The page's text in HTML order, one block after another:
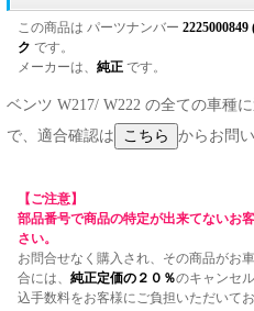
この商品は パーツナンバー 2225000849
ク です。
メーカーは、 純正 です。
ベンツ W217/ W222 の全ての車種
で、適合確認は
からお問
【ご注意】
部品番号で商品の特定が出来てないお
さい。
お問合せなく購入され、その商品がお
合には、 純正定価の２０％のキャンセ
込手数料をお客様にご負担いただいて